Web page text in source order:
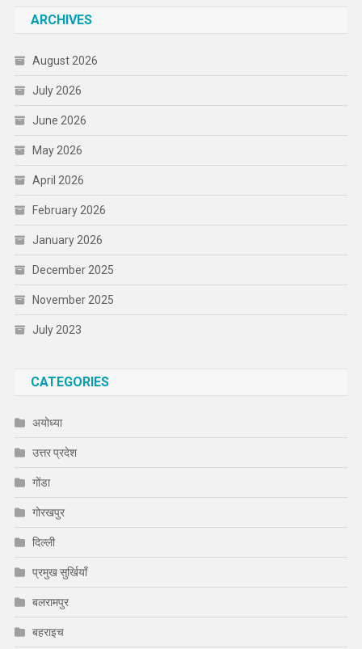
ARCHIVES
August 2026
July 2026
June 2026
May 2026
April 2026
February 2026
January 2026
December 2025
November 2025
July 2023
CATEGORIES
अयोध्या
उत्तर प्रदेश
गोंडा
गोरखपुर
दिल्ली
प्रमुख सुर्खियाँ
बलरामपुर
बहराइच